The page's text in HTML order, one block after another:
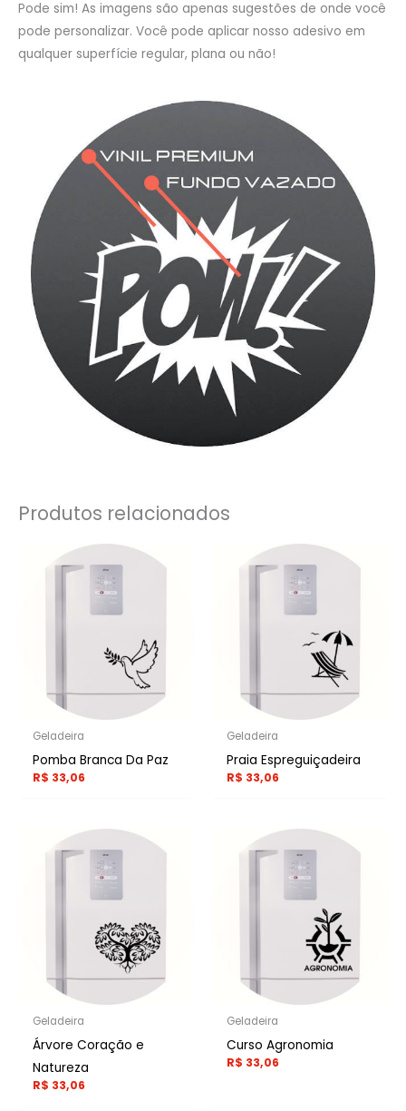
Pode sim! As imagens são apenas sugestões de onde você
pode personalizar. Você pode aplicar nosso adesivo em
qualquer superfície regular, plana ou não!
Produtos relacionados
Geladeira
Pomba Branca Da Paz
R$ 33,06
Geladeira
Praia Espreguiçadeira
R$ 33,06
Geladeira
Árvore Coração e
Natureza
R$ 33,06
Geladeira
Curso Agronomia
R$ 33,06